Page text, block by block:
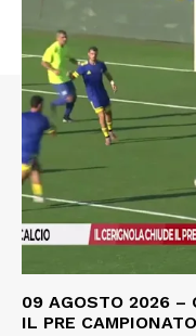
09 AGOSTO 2026 –
IL PRE